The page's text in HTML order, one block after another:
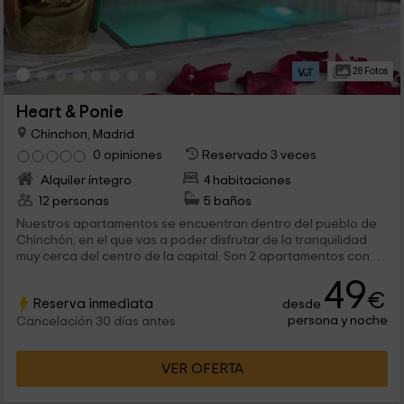
28 Fotos
Heart & Ponie
Chinchon, Madrid
0 opiniones
Reservado 3 veces
Alquiler íntegro
4 habitaciones
12 personas
5 baños
Nuestros apartamentos se encuentran dentro del pueblo de
Chinchón, en el que vas a poder disfrutar de la tranquilidad
muy cerca del centro de la capital. Son 2 apartamentos con
todo tipo de comodidades en el interior. ¡Te esperamos!
Reserva inmediata
Cancelación 30 días antes
desde 49€
persona y noche
VER OFERTA